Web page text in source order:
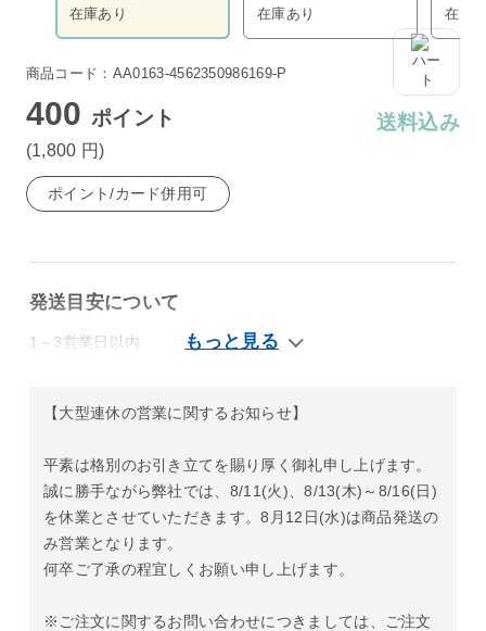
在庫あり
在庫あり
在庫
商品コード：AA0163-4562350986169-P
400ポイント
(1,800 円)
送料込み
ポイント/カード併用可
発送目安について
1～3営業日以内
【大型連休の営業に関するお知らせ】
平素は格別のお引き立てを賜り厚く御礼申し上げます。
誠に勝手ながら弊社では、8/11(火)、8/13(木)～8/16(日)
を休業とさせていただきます。8月12日(水)は商品発送の
み営業となります。
何卒ご了承の程宜しくお願い申し上げます。
※ご注文に関するお問い合わせにつきましては、ご注文